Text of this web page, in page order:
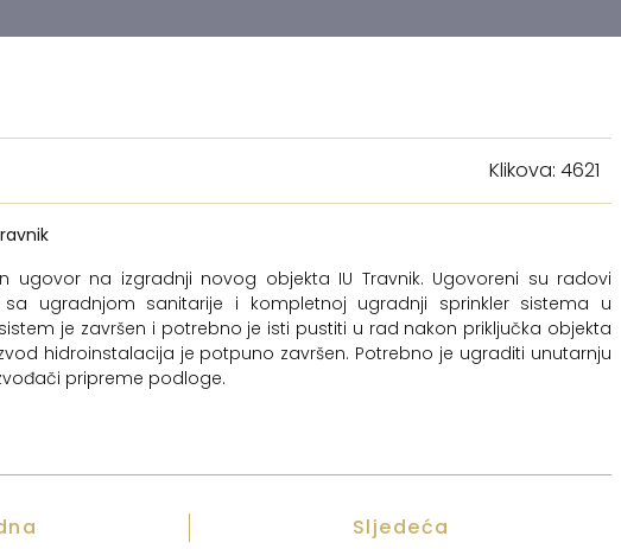
Klikova: 4621
ugovor na izgradnji novog objekta IU Travnik. Ugovoreni su radovi
sa ugradnjom sanitarije i kompletnoj ugradnji sprinkler sistema u
je završen i potrebno je isti pustiti u rad nakon priključka objekta
hidroinstalacija je potpuno završen. Potrebno je ugraditi unutarnju
pripreme podloge.
Sljedeća